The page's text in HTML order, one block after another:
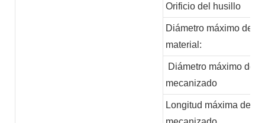
Orificio del husillo
Diámetro máximo del
material:
Diámetro máximo de
mecanizado
Longitud máxima de